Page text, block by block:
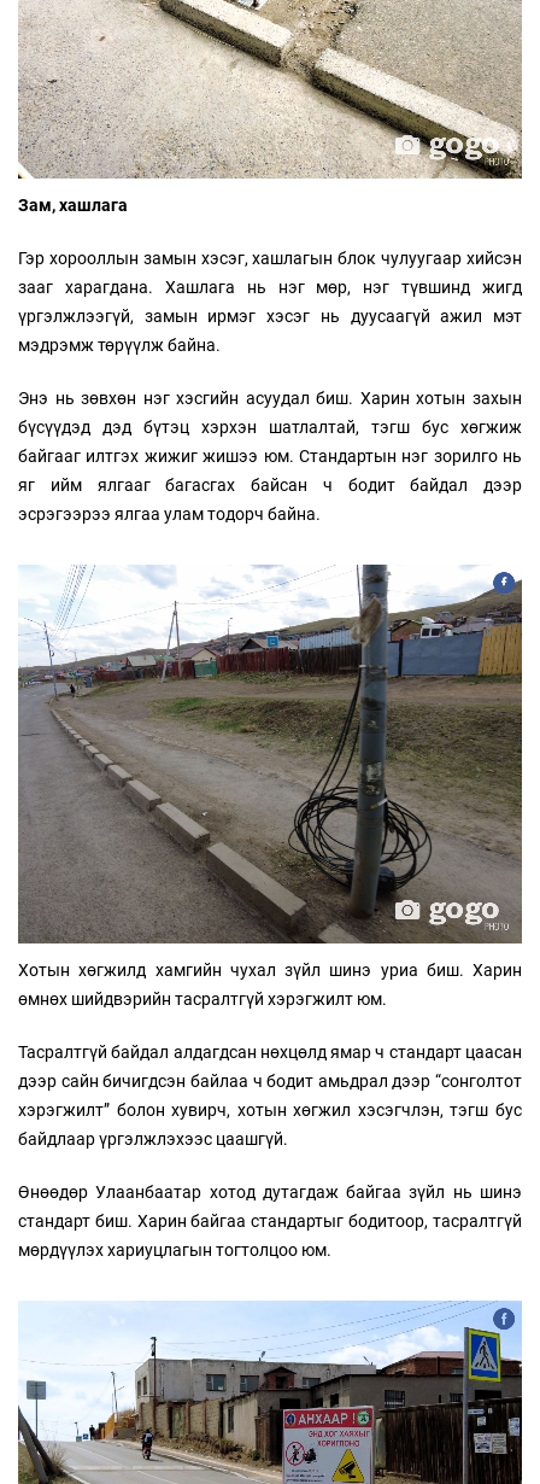
Зам, хашлага
Гэр хорооллын замын хэсэг, хашлагын блок чулуугаар хийсэн
зааг харагдана. Хашлага нь нэг мөр, нэг түвшинд жигд
үргэлжлээгүй, замын ирмэг хэсэг нь дуусаагүй ажил мэт
мэдрэмж төрүүлж байна.
Энэ нь зөвхөн нэг хэсгийн асуудал биш. Харин хотын захын
бүсүүдэд дэд бүтэц хэрхэн шатлалтай, тэгш бус хөгжиж
байгааг илтгэх жижиг жишээ юм. Стандартын нэг зорилго нь
яг ийм ялгааг багасгах байсан ч бодит байдал дээр
эсрэгээрээ ялгаа улам тодорч байна.
Хотын хөгжилд хамгийн чухал зүйл шинэ уриа биш. Харин
өмнөх шийдвэрийн тасралтгүй хэрэгжилт юм.
Тасралтгүй байдал алдагдсан нөхцөлд ямар ч стандарт цаасан
дээр сайн бичигдсэн байлаа ч бодит амьдрал дээр “сонголтот
хэрэгжилт” болон хувирч, хотын хөгжил хэсэгчлэн, тэгш бус
байдлаар үргэлжлэхээс цаашгүй.
Өнөөдөр Улаанбаатар хотод дутагдаж байгаа зүйл нь шинэ
стандарт биш. Харин байгаа стандартыг бодитоор, тасралтгүй
мөрдүүлэх хариуцлагын тогтолцоо юм.